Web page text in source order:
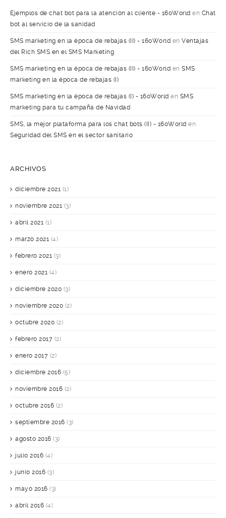
Ejemplos de chat bot para la atención al cliente - 160World en Chat
bot al servicio de la sanidad
SMS marketing en la época de rebajas (II) - 160World en Ventajas
del Rich SMS en el SMS Marketing
SMS marketing en la época de rebajas (II) - 160World en SMS
marketing en la época de rebajas (I)
SMS marketing en la época de rebajas (I) - 160World en SMS
marketing para tu campaña de Navidad
SMS, la mejor plataforma para los chat bots (II) - 160World en
Seguridad del SMS en el sector sanitario
ARCHIVOS
diciembre 2021 (1)
noviembre 2021 (3)
abril 2021 (1)
marzo 2021 (4)
febrero 2021 (3)
enero 2021 (4)
diciembre 2020 (3)
noviembre 2020 (2)
octubre 2020 (2)
febrero 2017 (2)
enero 2017 (2)
diciembre 2016 (5)
noviembre 2016 (2)
octubre 2016 (2)
septiembre 2016 (3)
agosto 2016 (3)
julio 2016 (4)
junio 2016 (3)
mayo 2016 (3)
abril 2016 (4)